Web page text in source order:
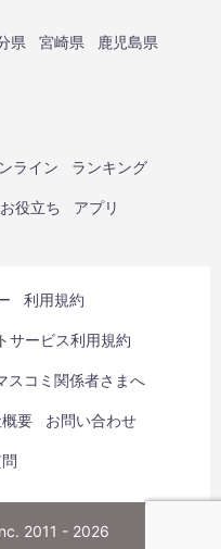
県 宮崎県
鹿児島県
ライン ランキング
お役立ち アプリ
利用規約
サービス利用規約
スコミ関係者さまへ
要 お問い合わせ
2011 - 2026